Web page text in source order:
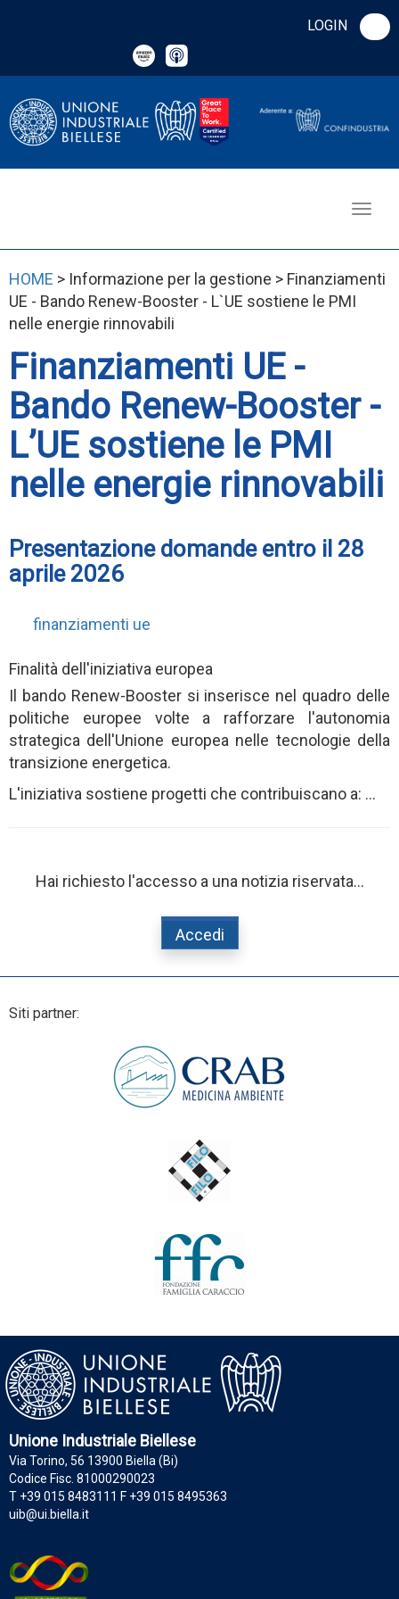
LOGIN
HOME > Informazione per la gestione > Finanziamenti
UE - Bando Renew-Booster - L`UE sostiene le PMI
nelle energie rinnovabili
Finanziamenti UE -
Bando Renew-Booster -
L’UE sostiene le PMI
nelle energie rinnovabili
Presentazione domande entro il 28
aprile 2026
finanziamenti ue
Finalità dell'iniziativa europea
Il bando Renew-Booster si inserisce nel quadro delle
politiche europee volte a rafforzare l'autonomia
strategica dell'Unione europea nelle tecnologie della
transizione energetica.
L'iniziativa sostiene progetti che contribuiscano a: ...
Hai richiesto l'accesso a una notizia riservata...
Accedi
Siti partner:
Unione Industriale Biellese
Via Torino, 56 13900 Biella (Bi)
Codice Fisc. 81000290023
T +39 015 8483111 F +39 015 8495363
uib@ui.biella.it